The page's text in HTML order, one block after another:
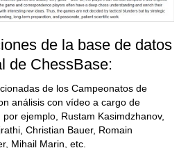
de la base de datos
de ChessBase:
de los Campeonatos de
análisis con vídeo a cargo de
ejemplo, Rustam Kasimdzhanov,
Christian Bauer, Romain
Mihail Marin, etc.